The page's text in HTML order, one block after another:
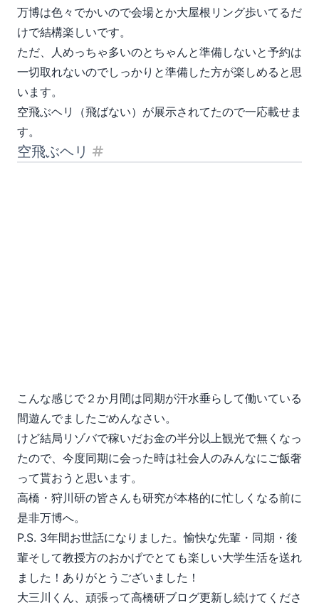
万博は色々でかいので会場とか大屋根リング歩いてるだ
けで結構楽しいです。
ただ、人めっちゃ多いのとちゃんと準備しないと予約は
一切取れないのでしっかりと準備した方が楽しめると思
います。
空飛ぶヘリ（飛ばない）が展示されてたので一応載せま
す。
空飛ぶヘリ
こんな感じで２か月間は同期が汗水垂らして働いている
間遊んでましたごめんなさい。
けど結局リゾバで稼いだお金の半分以上観光で無くなっ
たので、今度同期に会った時は社会人のみんなにご飯奢
って貰おうと思います。
高橋・狩川研の皆さんも研究が本格的に忙しくなる前に
是非万博へ。
P.S. 3年間お世話になりました。愉快な先輩・同期・後
輩そして教授方のおかげでとても楽しい大学生活を送れ
ました！ありがとうございました！
大三川くん、頑張って高橋研ブログ更新し続けてくださ